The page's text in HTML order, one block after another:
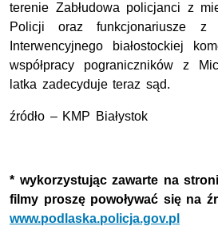
terenie Zabłudowa policjanci z
Policji oraz funkcjonariusze z
Interwencyjnego białostockiej
współpracy pograniczników z
latka zadecyduje teraz sąd.
źródło – KMP Białystok
* wykorzystując zawarte na
filmy proszę powoływać się na
www.podlaska.policja.gov.pl